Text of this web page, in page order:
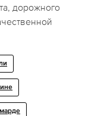
дорожного